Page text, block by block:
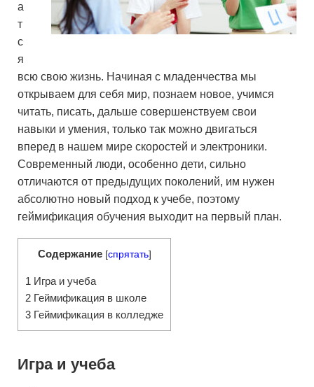
а
т
с
я
всю свою жизнь. Начиная с младенчества мы
открываем для себя мир, познаем новое, учимся
читать, писать, дальше совершенствуем свои
навыки и умения, только так можно двигаться
вперед в нашем мире скоростей и электроники.
Современный люди, особенно дети, сильно
отличаются от предыдущих поколений, им нужен
абсолютно новый подход к учебе, поэтому
геймификация обучения выходит на первый план.
Содержание [спрятать]
1 Игра и учеба
2 Геймификация в школе
3 Геймификация в колледже
Игра и учеба